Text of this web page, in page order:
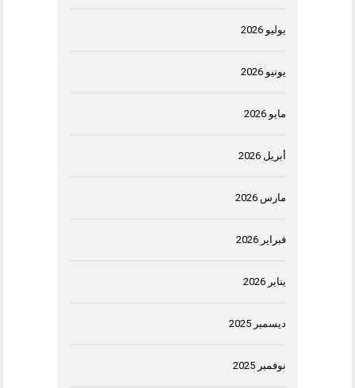
يوليو 2026
يونيو 2026
مايو 2026
أبريل 2026
مارس 2026
فبراير 2026
يناير 2026
ديسمبر 2025
نوفمبر 2025